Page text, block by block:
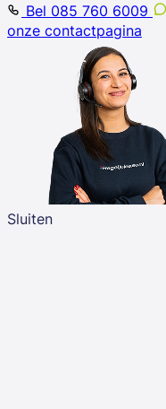
Bel 085 760 6009
onze contactpagina
Sluiten